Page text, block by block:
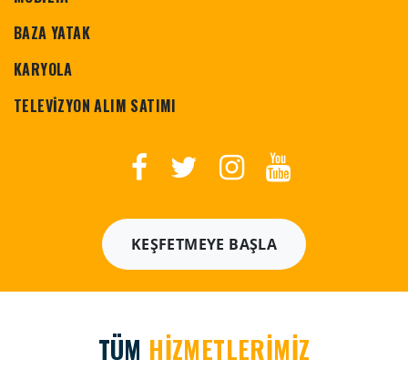
BAZA YATAK
KARYOLA
TELEVİZYON ALIM SATIMI
KEŞFETMEYE BAŞLA
TÜM HİZMETLERİMİZ